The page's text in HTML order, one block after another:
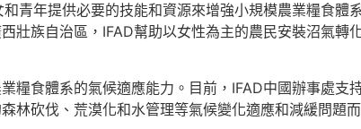
青年提供必要的技能和資源來增強小規模農業糧食
壯族自治區，IFAD幫助以女性為主的農民安裝沼氣轉
糧食體系的氣候適應能力。目前，IFAD中國辦事處
林砍伐、荒漠化和水管理等氣候變化適應和減緩問題